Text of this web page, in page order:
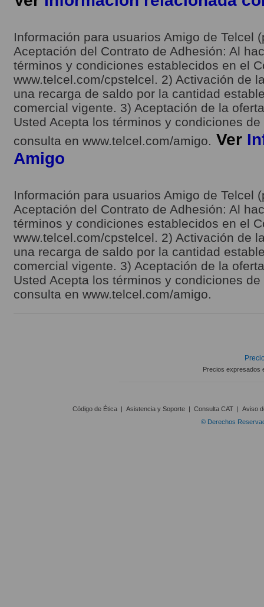
Información para usuarios Amigo de Telcel
Aceptación del Contrato de Adhesión: Al
términos y condiciones establecidos en el
www.telcel.com/cpstelcel. 2) Activación de
una recarga de saldo por la cantidad
comercial vigente. 3) Aceptación de la
Usted Acepta los términos y condiciones
consulta en www.telcel.com/amigo. Ver
Amigo
Información para usuarios Amigo de Telcel
Aceptación del Contrato de Adhesión: Al
términos y condiciones establecidos en el
www.telcel.com/cpstelcel. 2) Activación de
una recarga de saldo por la cantidad
comercial vigente. 3) Aceptación de la
Usted Acepta los términos y condiciones
consulta en www.telcel.com/amigo.
Precios expresados
Código de Ética | Asistencia y Soporte | Consulta CAT | Aviso
© Derechos